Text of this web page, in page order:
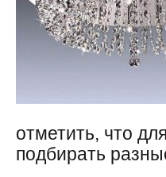
отметить, что
подбирать